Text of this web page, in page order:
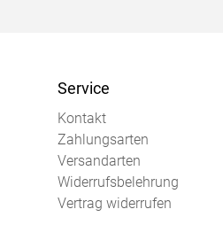
Service
Kontakt
Zahlungsarten
Versandarten
Widerrufsbelehrung
Vertrag widerrufen